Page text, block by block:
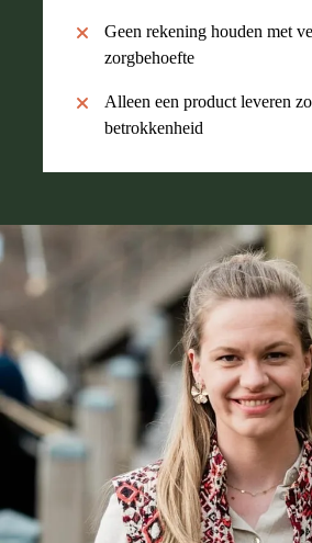
Geen rekening houden met
zorgbehoefte
Alleen een product leveren
betrokkenheid